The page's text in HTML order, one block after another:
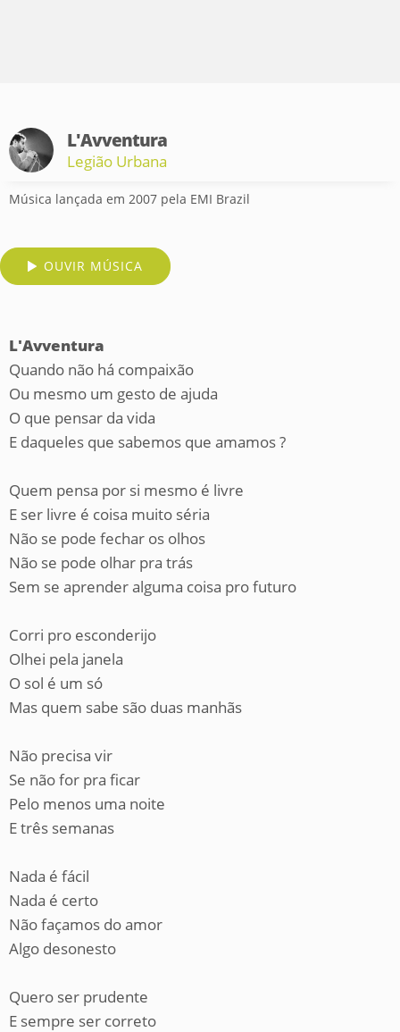
L'Avventura
Legião Urbana
Música lançada em 2007 pela EMI Brazil
OUVIR MÚSICA
L'Avventura
Quando não há compaixão
Ou mesmo um gesto de ajuda
O que pensar da vida
E daqueles que sabemos que amamos ?
Quem pensa por si mesmo é livre
E ser livre é coisa muito séria
Não se pode fechar os olhos
Não se pode olhar pra trás
Sem se aprender alguma coisa pro futuro
Corri pro esconderijo
Olhei pela janela
O sol é um só
Mas quem sabe são duas manhãs
Não precisa vir
Se não for pra ficar
Pelo menos uma noite
E três semanas
Nada é fácil
Nada é certo
Não façamos do amor
Algo desonesto
Quero ser prudente
E sempre ser correto